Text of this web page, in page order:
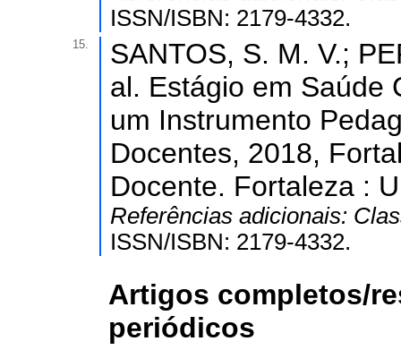
ISSN/ISBN: 2179-4332.
15.
SANTOS, S. M. V.;
al. Estágio em Saúde
um Instrumento
Docentes, 2018,
Docente. Fortaleza :
Referências adicionais:
ISSN/ISBN: 2179-4332.
Artigos completos/
periódicos